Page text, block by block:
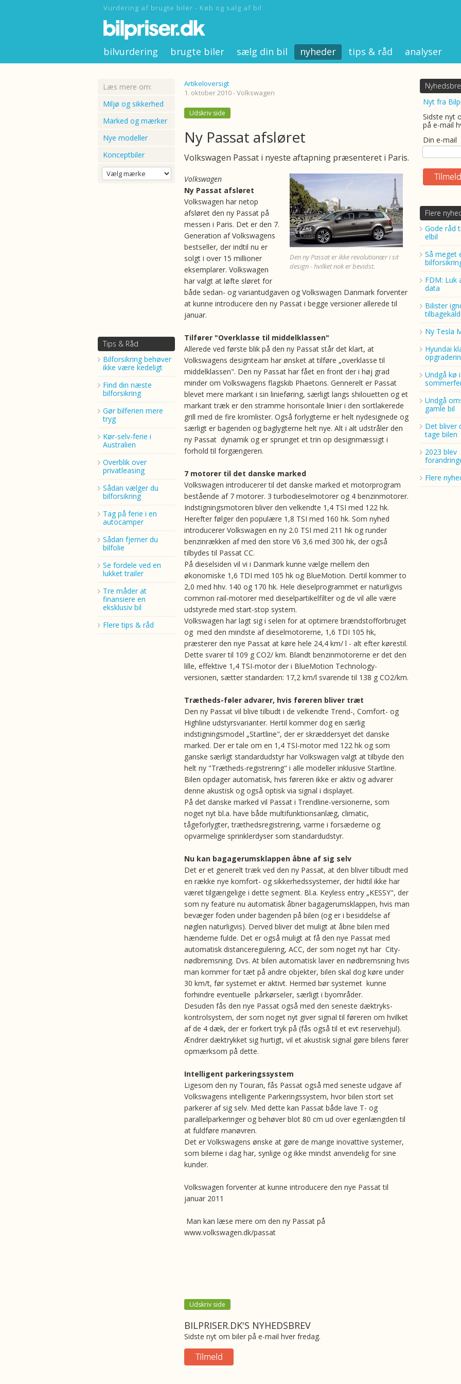
Vurdering af brugte biler - Køb og salg af bil
bilvurdering brugte biler sælg din bil nyheder tips & råd analyser
Læs mere om:
Miljø og sikkerhed
Marked og mærker
Nye modeller
Konceptbiler
Tips & Råd
Bilforsikring behøver
ikke være kedeligt
Find din næste
bilforsikring
Gør bilferien mere
tryg
Kør-selv-ferie i
Australien
Overblik over
privatleasing
Sådan vælger du
bilforsikring
Tag på ferie i en
autocamper
Sådan fjerner du
bilfolie
Se fordele ved en
lukket trailer
Tre måder at
finansiere en
eksklusiv bil
Flere tips & råd
Artikeloversigt
1. oktober 2010 - Volkswagen
Udskriv side
Ny Passat afsløret
Volkswagen Passat i nyeste aftapning præsenteret i Paris.
Den ny Passat er ikke revolutionær i sit
design - hvilket nok er bevidst.
Volkswagen
Ny Passat afsløret
Volkswagen har netop
afsløret den ny Passat på
messen i Paris. Det er den 7.
Generation af Volkswagens
bestseller, der indtil nu er
solgt i over 15 millioner
eksemplarer. Volkswagen
har valgt at løfte sløret for
både sedan- og variantudgaven og Volkswagen Danmark forventer
at kunne introducere den ny Passat i begge versioner allerede til
januar.
Tilfører "Overklasse til middelklassen"
Allerede ved første blik på den ny Passat står det klart, at
Volkswagens designteam har ønsket at tilføre „overklasse til
middelklassen". Den ny Passat har fået en front der i høj grad
minder om Volkswagens flagskib Phaetons. Gennerelt er Passat
blevet mere markant i sin linieføring, særligt langs shilouetten og et
markant træk er den stramme horisontale linier i den sortlakerede
grill med de fire kromlister. Også forlygterne er helt nydesignede og
særligt er bagenden og baglygterne helt nye. Alt i alt udstråler den
ny Passat dynamik og er sprunget et trin op designmæssigt i
forhold til forgængeren.
7 motorer til det danske marked
Volkswagen introducerer til det danske marked et motorprogram
bestående af 7 motorer. 3 turbodieselmotorer og 4 benzinmotorer.
Indstigningsmotoren bliver den velkendte 1,4 TSI med 122 hk.
Herefter følger den populære 1,8 TSI med 160 hk. Som nyhed
introducerer Volkswagen en ny 2.0 TSI med 211 hk og runder
benzinrækken af med den store V6 3,6 med 300 hk, der også
tilbydes til Passat CC.
På dieselsiden vil vi i Danmark kunne vælge mellem den
økonomiske 1,6 TDI med 105 hk og BlueMotion. Dertil kommer to
2,0 med hhv. 140 og 170 hk. Hele dieselprogrammet er naturligvis
common rail-motorer med dieselpartikelfilter og de vil alle være
udstyrede med start-stop system.
Volkswagen har lagt sig i selen for at optimere brændstofforbruget
og med den mindste af dieselmotorerne, 1,6 TDI 105 hk,
præsterer den nye Passat at køre hele 24,4 km/ l - alt efter kørestil.
Dette svarer til 109 g CO2/ km. Blandt benzinmotorerne er det den
lille, effektive 1,4 TSI-motor der i BlueMotion Technology-
versionen, sætter standarden: 17,2 km/l svarende til 138 g CO2/km.
Trætheds-føler advarer, hvis føreren bliver træt
Den ny Passat vil blive tilbudt i de velkendte Trend-, Comfort- og
Highline udstyrsvarianter. Hertil kommer dog en særlig
indstigningsmodel „Startline", der er skræddersyet det danske
marked. Der er tale om en 1,4 TSI-motor med 122 hk og som
ganske særligt standardudstyr har Volkswagen valgt at tilbyde den
helt ny "Trætheds-registrering" i alle modeller inklusive Startline.
Bilen opdager automatisk, hvis føreren ikke er aktiv og advarer
denne akustisk og også optisk via signal i displayet.
På det danske marked vil Passat i Trendline-versionerne, som
noget nyt bl.a. have både multifunktionsanlæg, climatic,
tågeforlygter, træthedsregistrering, varme i forsæderne og
opvarmelige sprinklerdyser som standardudstyr.
Nu kan bagagerumsklappen åbne af sig selv
Det er et generelt træk ved den ny Passat, at den bliver tilbudt med
en række nye komfort- og sikkerhedssystemer, der hidtil ikke har
været tilgængelige i dette segment. Bl.a. Keyless entry „KESSY", der
som ny feature nu automatisk åbner bagagerumsklappen, hvis man
bevæger foden under bagenden på bilen (og er i besiddelse af
nøglen naturligvis). Derved bliver det muligt at åbne bilen med
hænderne fulde. Det er også muligt at få den nye Passat med
automatisk distanceregulering, ACC, der som noget nyt har City-
nødbremsning. Dvs. At bilen automatisk laver en nødbremsning hvis
man kommer for tæt på andre objekter, bilen skal dog køre under
30 km/t, før systemet er aktivt. Hermed bør systemet kunne
forhindre eventuelle pårkørseler, særligt i byområder.
Desuden fås den nye Passat også med den seneste dæktryks-
kontrolsystem, der som noget nyt giver signal til føreren om hvilket
af de 4 dæk, der er forkert tryk på (fås også til et evt reservehjul).
Ændrer dæktrykket sig hurtigt, vil et akustisk signal gøre bilens fører
opmærksom på dette.
Intelligent parkeringssystem
Ligesom den ny Touran, fås Passat også med seneste udgave af
Volkswagens intelligente Parkeringssystem, hvor bilen stort set
parkerer af sig selv. Med dette kan Passat både lave T- og
parallelparkeringer og behøver blot 80 cm ud over egenlængden til
at fuldføre manøvren.
Det er Volkswagens ønske at gøre de mange inovattive systemer,
som bilerne i dag har, synlige og ikke mindst anvendelig for sine
kunder.
Volkswagen forventer at kunne introducere den nye Passat til
januar 2011
Man kan læse mere om den ny Passat på
www.volkswagen.dk/passat
Udskriv side
BILPRISER.DK'S NYHEDSBREV
Sidste nyt om biler på e-mail hver fredag.
Nyt fra
Sidste nyt
på e-mail
Din e-mail
Flere
Gode råd
elbil
Så meget
FDM: Luk
data
Bilister
Ny Tesla
Hyundai
Undgå kø i
Undgå
gamle bil
Det bliver
tage bilen
2023 blev
Flere